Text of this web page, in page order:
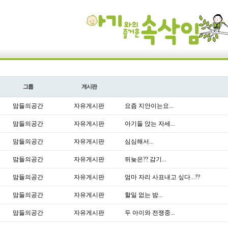
그룹 게시판
맘들의공간 자유게시판 요즘 지안이는요...
맘들의공간 자유게시판 아기들 앉는 자세...
맘들의공간 자유게시판 심심해서...
맘들의공간 자유게시판 뒤늦은?? 감기...
맘들의공간 자유게시판 엄마 자리 사표내고 싶다...??
맘들의공간 자유게시판 할일 없는 밤...
맘들의공간 자유게시판 두 아이와 전쟁중...